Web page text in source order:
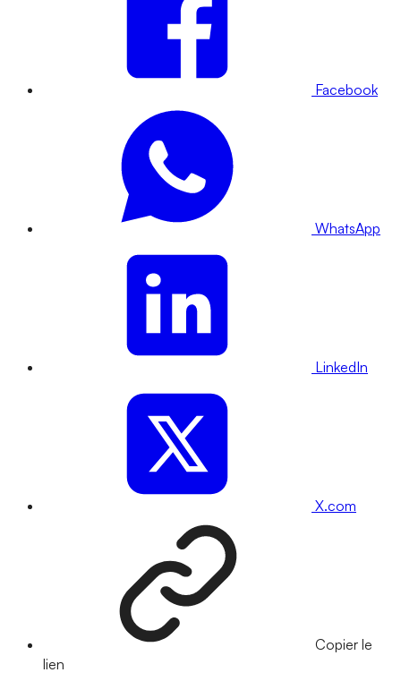
Facebook
WhatsApp
LinkedIn
X.com
Copier le
lien